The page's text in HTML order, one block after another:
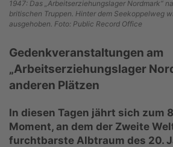
1947: Das „Arbeitserziehungslager Nordmark“
britischen Truppen. Hinter dem Seekoppelweg
ausgehoben. Foto: Public Record Office
Gedenkveranstaltungen am
„Arbeitserziehungslager
anderen Plätzen
In diesen Tagen jährt sich zum
Moment, an dem der Zweite
furchtbarste Albtraum des 20.